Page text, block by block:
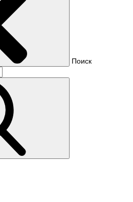
Поиск